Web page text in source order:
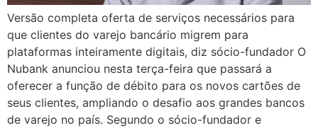
Versão completa oferta de serviços necessários para
que clientes do varejo bancário migrem para
plataformas inteiramente digitais, diz sócio-fundador O
Nubank anunciou nesta terça-feira que passará a
oferecer a função de débito para os novos cartões de
seus clientes, ampliando o desafio aos grandes bancos
de varejo no país. Segundo o sócio-fundador e